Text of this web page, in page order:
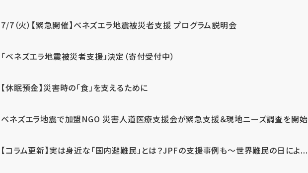
7/7（火）【緊急開催】ベネズエラ地震被災者支援 プログラム説明会
「ベネズエラ地震被災者支援」決定（寄付受付中）
【休眠預金】災害時の「食」を支えるために
ベネズエラ地震で加盟NGO 災害人道医療支援会が緊急支援＆現地ニーズ調査を開始
【コラム更新】実は身近な「国内避難民」とは？JPFの支援事例も～世界難民の日によ...